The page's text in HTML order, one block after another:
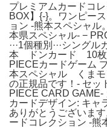
プレミアムカードコ
BOX】{-}。ワンピー
ョン -熊本スペシャル
本県スペシャル- −
···1個種別···シング
本 ドンカード 10枚
PIECEカードゲーム
本スペシャル くま
の正規品です！- セッ
PIECE CARD
カードデザイン: キャ
ありがとうございま
ードコレクション -熊